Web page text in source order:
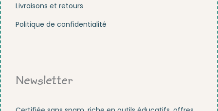
Livraisons et retours
Politique de confidentialité
Newsletter